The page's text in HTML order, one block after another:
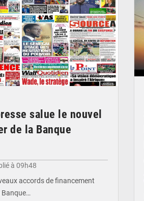
salue le nouvel
de la Banque
à 09h48
accords de financement
Banque…